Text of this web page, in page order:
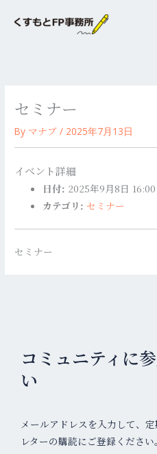
セミナー
By マナブ/ 2025年7月13日
イベント詳細
日付: 2025年9月8日 16:00
カテゴリ: セミナー
セミナー
コミュニティに
い
メールアドレスを入力して、
レターの購読にご登録ください。